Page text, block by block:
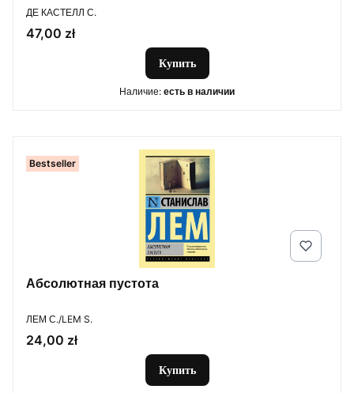
ПРОИЗВОДИТЕЛЬ
ДЕ КАСТЕЛЛ С.
Цена
47,00 zł
Купить
Наличие: есть в наличии
Bestseller
Абсолютная пустота
ПРОИЗВОДИТЕЛЬ
ЛЕМ С./LEM S.
Цена
24,00 zł
Купить